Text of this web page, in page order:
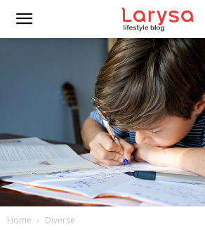
Home Diverse